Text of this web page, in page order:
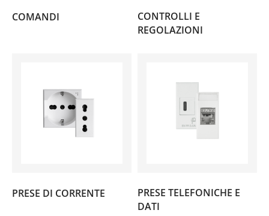
COMANDI
CONTROLLI E
REGOLAZIONI
PRESE DI CORRENTE
PRESE TELEFONICHE E
DATI